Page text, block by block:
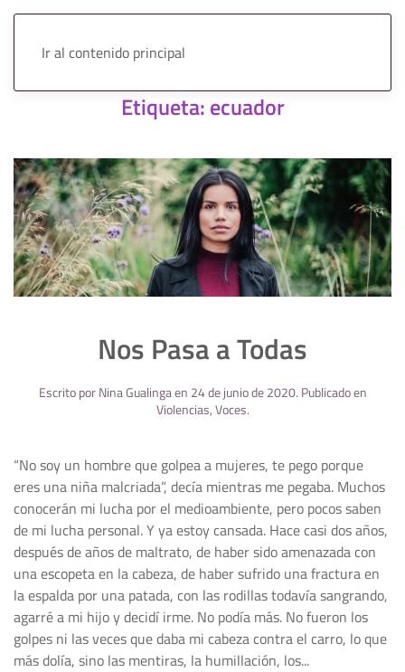
Ir al contenido principal
Etiqueta:ecuador
Nos Pasa a Todas
Escrito porNina Gualingaen 24 de junio de 2020. Publicado en
Violencias,Voces.
“No soy un hombre que golpea a mujeres, te pego porque
eres una niña malcriada”, decía mientras me pegaba. Muchos
conocerán mi lucha por el medioambiente, pero pocos saben
de mi lucha personal. Y ya estoy cansada. Hace casi dos años,
después de años de maltrato, de haber sido amenazada con
una escopeta en la cabeza, de haber sufrido una fractura en
la espalda por una patada, con las rodillas todavía sangrando,
agarré a mi hijo y decidí irme. No podía más. No fueron los
golpes ni las veces que daba mi cabeza contra el carro, lo que
más dolía, sino las mentiras, la humillación, los...